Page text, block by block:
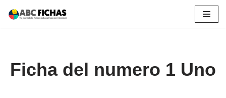
Ficha del numero 1 Uno